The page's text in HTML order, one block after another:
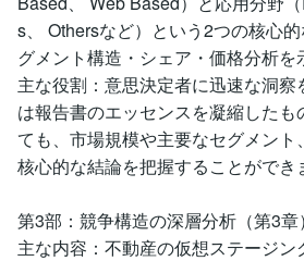
s、 Othersなど）という2つの核心
グメント構造・シェア・価格分析を
主な役割：意思決定者に迅速な洞
は報告書のエッセンスを凝縮したも
ても、市場規模や主要なセグメン
核心的な結論を把握することができ
第3部：競争構造の深層分析（第3章）
主な内容：不動産の仮想ステージ